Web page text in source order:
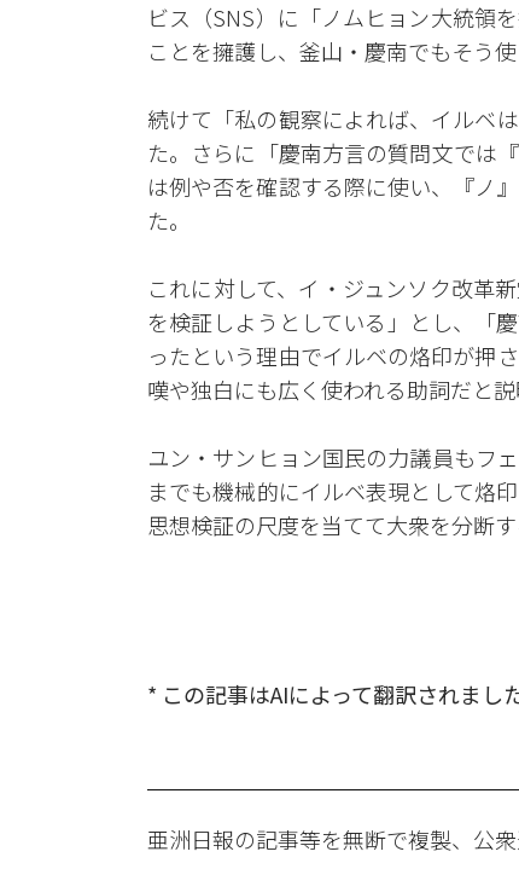
ビス（SNS）に「ノムヒョン大統領
ことを擁護し、釜山・慶南でもそう
続けて「私の観察によれば、イルベ
た。さらに「慶南方言の質問文では
は例や否を確認する際に使い、『ノ
た。
これに対して、イ・ジュンソク改革
を検証しようとしている」とし、「
ったという理由でイルベの烙印が押
嘆や独白にも広く使われる助詞だと
ユン・サンヒョン国民の力議員もフ
までも機械的にイルベ表現として烙
思想検証の尺度を当てて大衆を分断
* この記事はAIによって翻訳されました
亜洲日報の記事等を無断で複製、公